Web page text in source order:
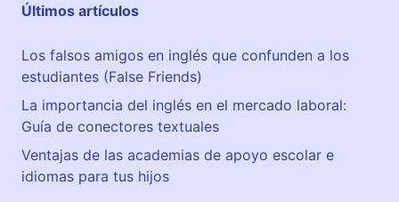
Últimos artículos
Los falsos amigos en inglés que confunden a los
estudiantes (False Friends)
La importancia del inglés en el mercado laboral:
Guía de conectores textuales
Ventajas de las academias de apoyo escolar e
idiomas para tus hijos